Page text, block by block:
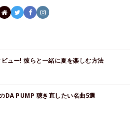
ュー! 彼らと一緒に夏を楽しむ方法
DA PUMP 聴き直したい名曲5選